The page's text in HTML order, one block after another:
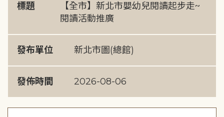
標題
【全市】新北市嬰幼兒閱讀起步走~
閱讀活動推廣
發布單位 新北市圖(總館)
發佈時間 2026-08-06